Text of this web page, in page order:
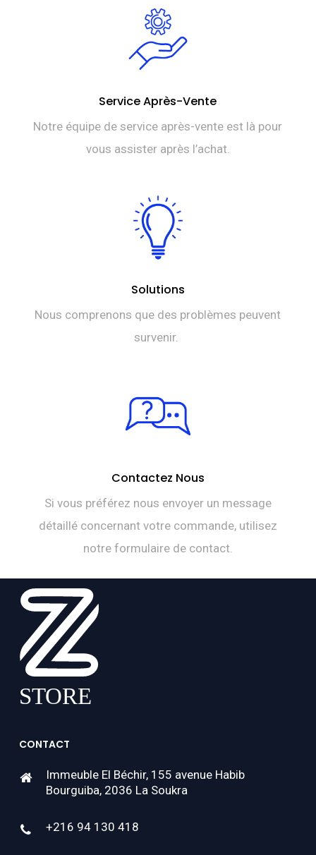
Service Après-Vente
Notre équipe de service après-vente est là pour
vous assister après l’achat.
Solutions
Nous comprenons que des problèmes peuvent
survenir.
Contactez Nous
Si vous préférez nous envoyer un message
détaillé concernant votre commande, utilisez
notre formulaire de contact.
CONTACT
Immeuble El Béchir, 155 avenue Habib
Bourguiba, 2036 La Soukra
+216 94 130 418